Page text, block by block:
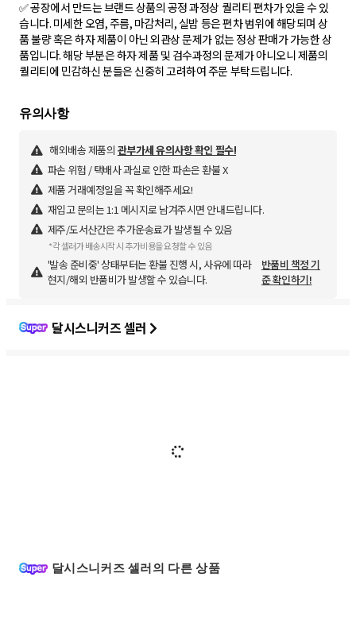
✅ 공장에서 만드는 브랜드 상품의 공정 과정상 퀄리티 편차가 있을 수 있
습니다. 미세한 오염, 주름, 마감처리, 실밥 등은 편차 범위에 해당되며 상
품 불량 혹은 하자 제품이 아닌 외관상 문제가 없는 정상 판매가 가능한 상
품입니다. 해당 부분은 하자 제품 및 검수과정의 문제가 아니오니 제품의
유의사항
해외배송 제품의 관부가세 유의사항 확인 필수!
파손 위험 / 택배사 과실로 인한 파손은 환불 X
제품 거래예정일을 꼭 확인해주세요!
재입고 문의는 1:1 메시지로 남겨주시면 안내드립니다.
제주/도서산간은 추가운송료가 발생될 수 있음
*각 셀러가 배송시작 시 추가비용을 요청할 수 있음
'발송 준비중' 상태부터는 환불 진행 시, 사유에 따라
현지/해외 반품비가 발생할 수 있습니다.
반품비 책정 기
준 확인하기!
달시스니커즈 셀러
달시스니커즈 셀러의 다른 상품